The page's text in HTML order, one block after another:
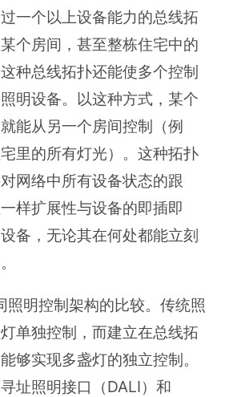
一个以上设备能力的总线拓
个房间，甚至整栋住宅中的
种总线拓扑还能使多个控制
明设备。以这种方式，某个
能从另一个房间控制（例
里的所有灯光）。这种拓扑
网络中所有设备状态的跟
样扩展性与设备的即插即
备，无论其在何处都能立刻
明控制架构的比较。传统照
单独控制，而建立在总线拓
够实现多盏灯的独立控制。
址照明接口（DALI）和